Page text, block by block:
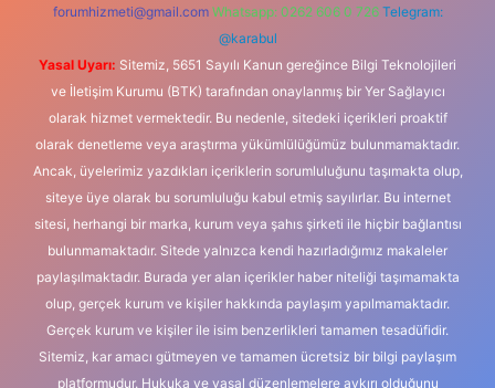
forumhizmeti@gmail.com Whatsapp: 0262 606 0 726 Telegram:
@karabul
Yasal Uyarı: Sitemiz, 5651 Sayılı Kanun gereğince Bilgi Teknolojileri
ve İletişim Kurumu (BTK) tarafından onaylanmış bir Yer Sağlayıcı
olarak hizmet vermektedir. Bu nedenle, sitedeki içerikleri proaktif
olarak denetleme veya araştırma yükümlülüğümüz bulunmamaktadır.
Ancak, üyelerimiz yazdıkları içeriklerin sorumluluğunu taşımakta olup,
siteye üye olarak bu sorumluluğu kabul etmiş sayılırlar. Bu internet
sitesi, herhangi bir marka, kurum veya şahıs şirketi ile hiçbir bağlantısı
bulunmamaktadır. Sitede yalnızca kendi hazırladığımız makaleler
paylaşılmaktadır. Burada yer alan içerikler haber niteliği taşımamakta
olup, gerçek kurum ve kişiler hakkında paylaşım yapılmamaktadır.
Gerçek kurum ve kişiler ile isim benzerlikleri tamamen tesadüfidir.
Sitemiz, kar amacı gütmeyen ve tamamen ücretsiz bir bilgi paylaşım
platformudur. Hukuka ve yasal düzenlemelere aykırı olduğunu